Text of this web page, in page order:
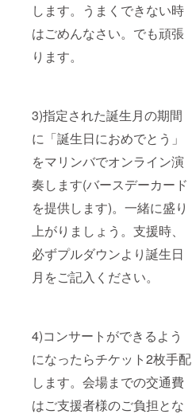
します。うまくできない時
はごめんなさい。でも頑張
ります。
3)指定された誕生月の期間
に「誕生日におめでとう」
をマリンバでオンライン演
奏します(バースデーカード
を提供します)。一緒に盛り
上がりましょう。支援時、
必ずプルダウンより誕生日
月をご記入ください。
4)コンサートができるよう
になったらチケット2枚手配
します。会場までの交通費
はご支援者様のご負担とな